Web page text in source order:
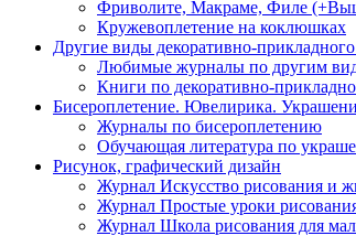
Фриволите, Макраме, Филе
Кружевоплетение на коклюшках
Другие виды декоративно-прикладного
Любимые журналы по другим
Книги по декоративно-
Бисероплетение. Ювелирика.
Журналы по бисероплетению
Обучающая литература по
Рисунок, графический дизайн
Журнал Искусство рисования и
Журнал Простые уроки
Журнал Школа рисования для